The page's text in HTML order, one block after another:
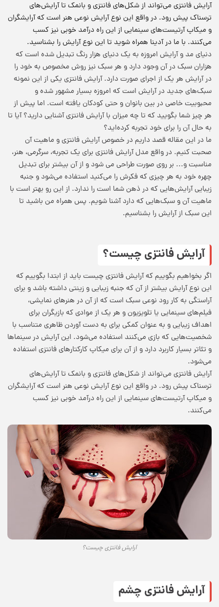
آرایش فانتزی می‌تواند از شکل‌های فانتزی و بانمک تا آرایش‌های
ترسناک پیش رود. در واقع این نوع آرایش نوعی هنر است که آرایشگران
و میکاپ آرتیست‌های سینمایی از این راه درآمد خوبی نیز کسب
می‌کنند. با ما در آدینا همراه شوید تا این نوع آرایش را بشناسید.
دنیای مد و آرایش امروزه به یک دنیای هزار رنگ تبدیل شده است که
هزاران سبک در آن وجود دارد و هر سبک نیز روش‌ مخصوص به خود را
در آرایش هر یک از اجرای صورت دارد. آرایش فانتزی یکی از این نمونه
سبک‌های جدید در آرایش است که امروزه بسیار مشهور شده و
محبوبیت خاصی در بین بانوان و حتی کودکان یافته است. اما پیش از
هر چیز شما بگویید که تا چه میزان با آرایش فانتزی آشنایی دارید؟ آیا تا
به حال آن را برای خود تجربه کرده‌اید؟
ما در این مقاله قصد داریم در خصوص آرایش فانتزی و ماهیت آن
صحبت کنیم. در واقع مدل آرایش فانتزی برای یک تجربه، سرگرمی، هنر،
مناسبت و... بر روی صورت طراحی می شود و از آن بیشتر برای تبدیل
چهره خود به هر چیزی که فکرش را می‌کنید استفاده می‌شود و جنبه
زیبایی آرایش‌هایی که در ذهن شما است را ندارد. از این رو بهتر است با
ماهیت آن و سبک‌هایی که دارد آشنا شویم. پس همراه من باشید تا
این سبک از آرایش را بشناسیم.
آرایش فانتزی چیست؟
اگر بخواهیم بگوییم که آرایش فانتزی چیست باید از ابتدا بگوییم که
این نوع آرایش بیشتر از آن که جنبه زیبایی و زینتی داشته باشد و برای
آراستگی به کار رود نوعی سبک است که از آن در هنرهای نمایشی،
فیلم‌های سینمایی یا تلویزیون و هر یک از موادی که بازیگران برای
اهداف زیبایی و به عنوان کمکی برای به دست آوردن ظاهری متناسب با
شخصیت‌هایی که بازی می‌کنند استفاده می‌شود. این آرایش در سینماها
و تئاتر بسیار کاربرد دارد و از آن برای میکاپ کارکتارهای فانتزی استفاده
می‌شود.
آرایش فانتزی می‌تواند از شکل‌های فانتزی و بانمک تا آرایش‌های
ترسناک پیش رود. در واقع این نوع آرایش نوعی هنر است که آرایشگران
و میکاپ آرتیست‌های سینمایی از این راه درآمد خوبی نیز کسب
می‌کنند.
آرایش فانتزی چیست؟
آرایش فانتزی چشم